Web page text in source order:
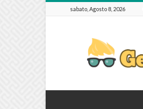
sabato, Agosto 8, 2026